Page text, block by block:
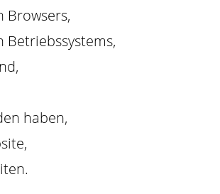
Browsers,
Betriebssystems,
haben,